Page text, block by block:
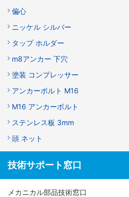
偏心
ニッケル シルバー
タップ ホルダー
m8アンカー 下穴
塗装 コンプレッサー
アンカーボルト M16
M16 アンカーボルト
ステンレス板 3mm
頭 ネット
技術サポート窓口
メカニカル部品技術窓口